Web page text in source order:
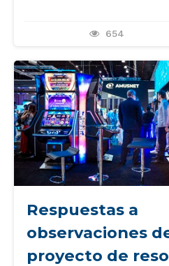
654
Respuestas a
observaciones
proyecto de